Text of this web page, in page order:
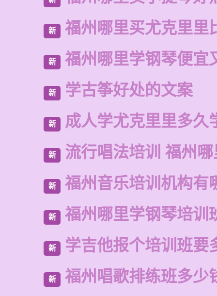
新 福州哪里买尤克里里
新 福州哪里学钢琴便宜
新 学古筝好处的文案
新 成人学尤克里里多久
新 流行唱法培训 福州
新 福州音乐培训机构有
新 福州哪里学钢琴培训
新 学吉他报个培训班要
新 福州唱歌排练班多少